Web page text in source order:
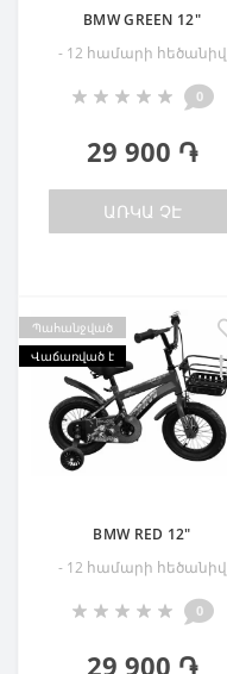
BMW GREEN 12"
- 12 համարի հեծանիվ
0
29 900 ֏
ԱՌԿԱ ՉԷ
Պահանջված
Վաճառված է
BMW RED 12"
- 12 համարի հեծանիվ
0
29 900 ֏